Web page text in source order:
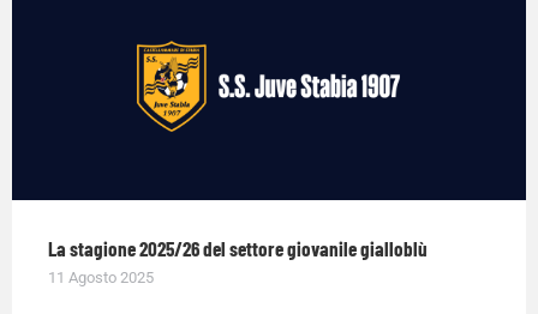
La stagione 2025/26 del settore giovanile gialloblù
11 Agosto 2025